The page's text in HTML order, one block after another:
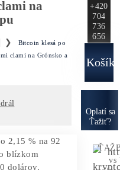
Zisky
Trumpovej
clami na
Bitcoin klesá po